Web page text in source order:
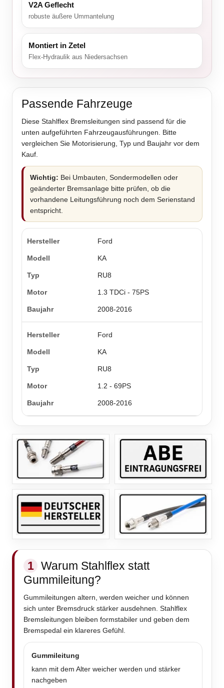
V2A Geflecht
robuste äußere Ummantelung
Montiert in Zetel
Flex-Hydraulik aus Niedersachsen
Passende Fahrzeuge
Diese Stahlflex Bremsleitungen sind passend für die
unten aufgeführten Fahrzeugausführungen. Bitte
vergleichen Sie Motorisierung, Typ und Baujahr vor dem
Kauf.
Wichtig: Bei Umbauten, Sondermodellen oder
geänderter Bremsanlage bitte prüfen, ob die
vorhandene Leitungsführung noch dem Serienstand
entspricht.
Ford
KA
RU8
1.3 TDCi - 75PS
2008-2016
Ford
KA
RU8
1.2 - 69PS
2008-2016
1 Warum Stahlflex statt
Gummileitung?
Gummileitungen altern, werden weicher und können
sich unter Bremsdruck stärker ausdehnen. Stahlflex
Bremsleitungen bleiben formstabiler und geben dem
Bremspedal ein klareres Gefühl.
Gummileitung
kann mit dem Alter weicher werden und stärker
nachgeben